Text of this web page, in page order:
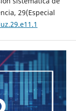
29(Especial